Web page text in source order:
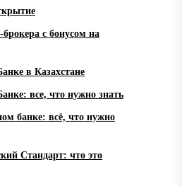
с бонусом на
в Казахстане
все, что нужно знать
банке: всё, что нужно
Стандарт: что это